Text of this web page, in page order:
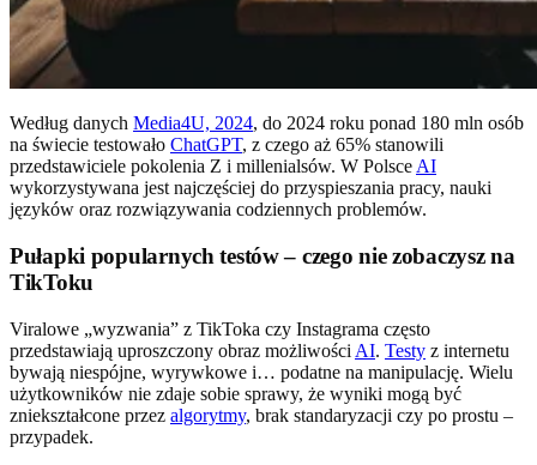
Według danych Media4U, 2024, do 2024 roku ponad 180 mln osób
na świecie testowało ChatGPT, z czego aż 65% stanowili
przedstawiciele pokolenia Z i millenialsów. W Polsce AI
wykorzystywana jest najczęściej do przyspieszania pracy, nauki
języków oraz rozwiązywania codziennych problemów.
Pułapki popularnych testów – czego nie zobaczysz na
TikToku
Viralowe „wyzwania” z TikToka czy Instagrama często
przedstawiają uproszczony obraz możliwości AI. Testy z internetu
bywają niespójne, wyrywkowe i… podatne na manipulację. Wielu
użytkowników nie zdaje sobie sprawy, że wyniki mogą być
zniekształcone przez algorytmy, brak standaryzacji czy po prostu –
przypadek.